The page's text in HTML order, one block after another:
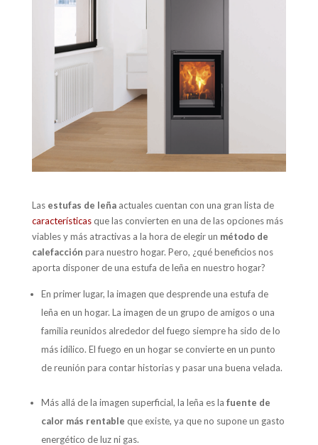
Las estufas de leñaactuales cuentan con una gran lista de
característicasque las convierten en una de las opciones más
viables y más atractivas a la hora de elegir un método de
calefacción para nuestro hogar. Pero, ¿qué beneficios nos
aporta disponer de una estufa de leña en nuestro hogar?
En primer lugar, la imagen que desprende una estufa de
leña en un hogar. La imagen de un grupo de amigos o una
familia reunidos alrededor del fuego siempre ha sido de lo
más idílico. El fuego en un hogar se convierte en un punto
de reunión para contar historias y pasar una buena velada.
Más allá de la imagen superficial, la leña es la fuente de
calor más rentable que existe, ya que no supone un gasto
energético de luz ni gas.